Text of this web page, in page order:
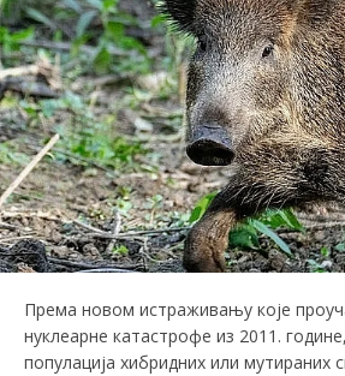
Према новом истраживању које
нуклеарне катастрофе из 2011.
популација хибридних или мутираних